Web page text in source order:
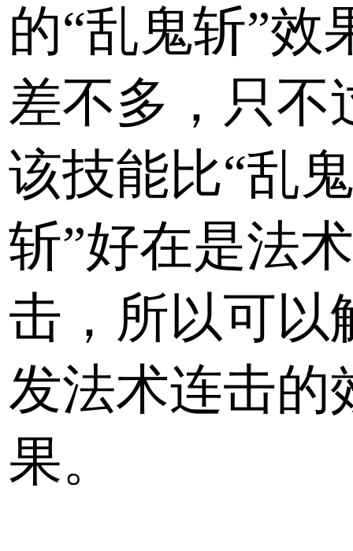
的“乱鬼斩”效
差不多，只不
该技能比“乱鬼
斩”好在是法
击，所以可以
发法术连击的
果。